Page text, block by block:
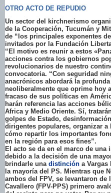
OTRO ACTO DE REPUDIO
Un sector del kirchnerismo
de la Cooperación, Tucumán y
de “los principales exponentes
invitados por la Fundación
“El motivo es reunir a estos
acciones contra los gobiernos
revolucionarios de nuestro
convocatoria. “Con seguridad
anacrónicos abordará la
neoliberalmente que oprime hoy
fracaso de sus políticas en
harán referencia las acciones
Africa y Medio Oriente. Sí,
golpes de Estado,
dirigentes populares, organizar a
cómo repartir los importantes
en la región para esos fines”.
El acto se da en el marco de una
debido a la decisión de una
brindarle una distinción a
la mayoría del PS. Mientras que
ambos del FPV, se levantaron de
Cavallero (FPV-PPS) primero